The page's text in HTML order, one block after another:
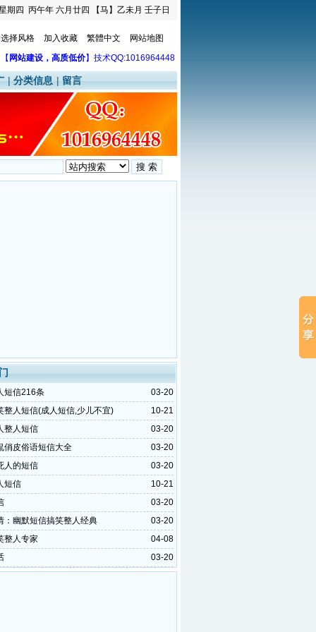
期四 丙午年 六月廿四 【马】乙未月 壬子日
选择风格 加入收藏 繁體中文
网站地图
【 网站建设，高质低价】技术QQ:1016964448
|分类信息 |留言
03-20
短信216条
10-21
整人短信(成人短信,少儿不宜)
03-20
整人短信
03-20
俏皮俗语短信大全
03-20
人的短信
10-21
短信
03-20
03-20
：幽默短信搞笑整人经典
04-08
整人专家
03-20